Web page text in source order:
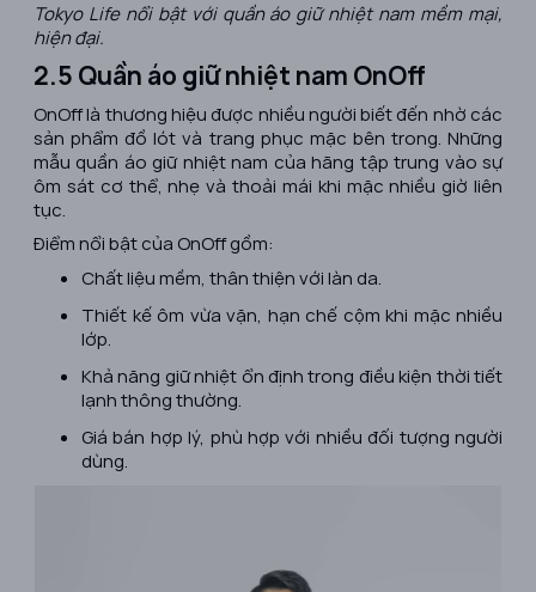
Tokyo Life nổi bật với quần áo giữ nhiệt nam mềm mại,
hiện đại.
2.5 Quần áo giữ nhiệt nam OnOff
OnOff là thương hiệu được nhiều người biết đến nhờ các
sản phẩm đồ lót và trang phục mặc bên trong. Những
mẫu quần áo giữ nhiệt nam của hãng tập trung vào sự
ôm sát cơ thể, nhẹ và thoải mái khi mặc nhiều giờ liên
tục.
Điểm nổi bật của OnOff gồm:
Chất liệu mềm, thân thiện với làn da.
Thiết kế ôm vừa vặn, hạn chế cộm khi mặc nhiều
lớp.
Khả năng giữ nhiệt ổn định trong điều kiện thời tiết
lạnh thông thường.
Giá bán hợp lý, phù hợp với nhiều đối tượng người
dùng.